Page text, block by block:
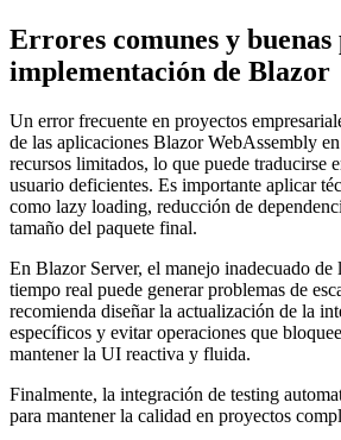
Errores comunes y
implementación de Blazor
Un error frecuente en proyectos
de las aplicaciones Blazor WebAssembly
recursos limitados, lo que puede traducirse
usuario deficientes. Es importante aplicar
como lazy loading, reducción de
tamaño del paquete final.
En Blazor Server, el manejo inadecuado de
tiempo real puede generar problemas de
recomienda diseñar la actualización de la
específicos y evitar operaciones que
mantener la UI reactiva y fluida.
Finalmente, la integración de testing
para mantener la calidad en proyectos